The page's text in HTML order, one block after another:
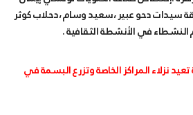
سيدات دحو عبير ،سعيد وسام ،دحلاب كوثر
في الأنشطة الثقافية .
نزلاء المراكز الخاصة وتزرع البسمة في